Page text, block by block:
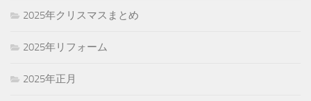
2025年クリスマスまとめ
2025年リフォーム
2025年正月